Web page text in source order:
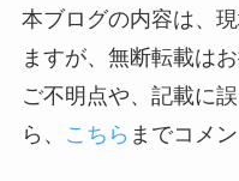
本ブログの内容は、
ますが、無断転載は
ご不明点や、記載に
ら、
こちら までコメ